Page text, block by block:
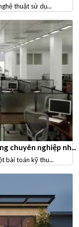
thuật sử dụ...
chuyên nghiệp nh...
bài toán kỹ thu...